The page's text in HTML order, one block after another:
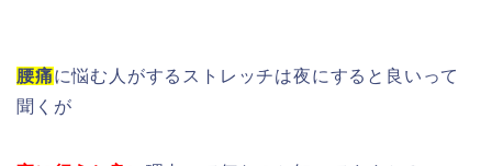
腰痛に悩む人がするストレッチは夜にすると良いって
聞くが